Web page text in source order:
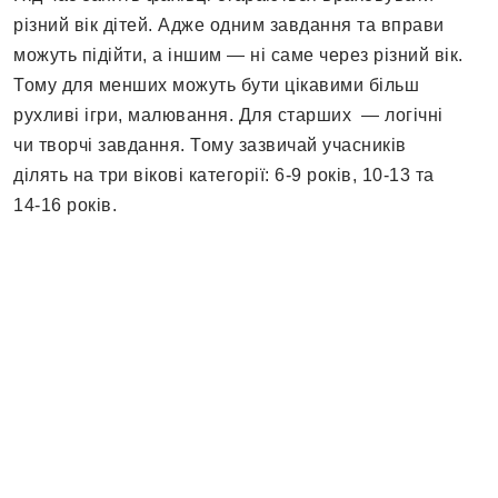
різний вік дітей. Адже одним завдання та вправи
можуть підійти, а іншим — ні саме через різний вік.
Тому для менших можуть бути цікавими більш
рухливі ігри, малювання. Для старших — логічні
чи творчі завдання. Тому зазвичай учасників
ділять на три вікові категорії: 6-9 років, 10-13 та
14-16 років.